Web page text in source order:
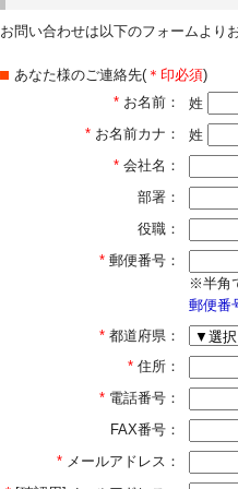
お問い合わせは以下のフォームより
あなた様のご連絡先(＊印必須)
* お名前： 姓
* お名前カナ： 姓
* 会社名：
部署：
役職：
* 郵便番号：
※半角
郵便番
* 都道府県：
* 住所：
* 電話番号：
FAX番号：
* メールアドレス：